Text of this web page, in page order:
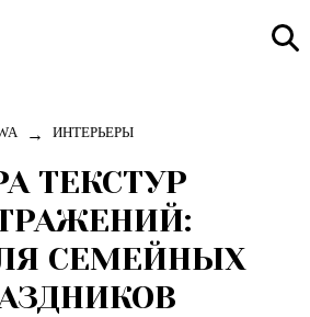
→ ИНТЕРЬЕРЫ
ТЕКСТУР
СЕМЕЙНЫХ